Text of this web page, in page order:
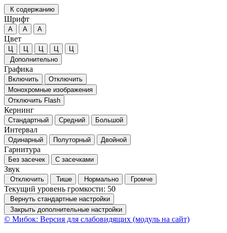
К содержанию
Шрифт
А А А
Цвет
Ц Ц Ц Ц
Ц
Дополнительно
Графика
Включить
Отключить
Монохромные изображения
Отключить Flash
Кернинг
Стандартный Средний Большой
Интервал
Одинарный Полуторный Двойной
Гарнитура
Без засечек С засечками
Звук
Отключить Тише Нормально Громче
Текущий уровень громкости: 50
Вернуть стандартные настройки
Закрыть дополнительные настройки
© Мибок: Версия для слабовидящих (модуль на сайт)